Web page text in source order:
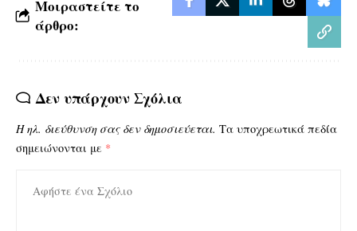
Μοιραστείτε το
άρθρο:
Δεν υπάρχουν Σχόλια
Η ηλ. διεύθυνση σας δεν δημοσιεύεται. Τα υποχρεωτικά πεδία
σημειώνονται με *